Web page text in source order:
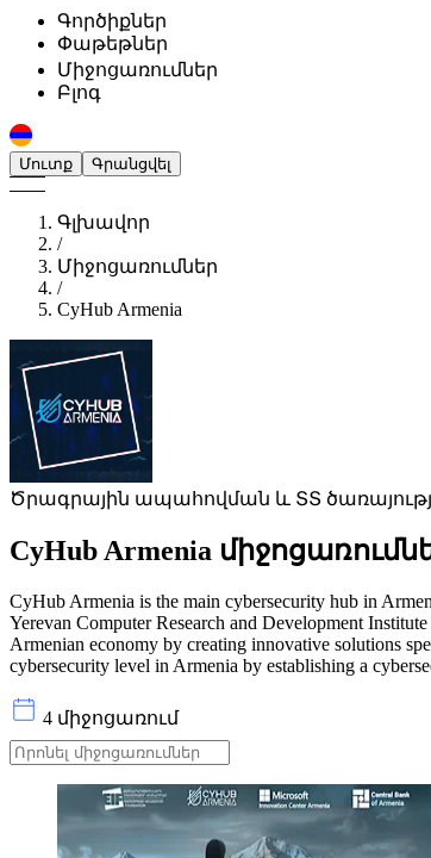
Գործիքներ
Փաթեթներ
Միջոցառումներ
Բլոգ
Մուտք Գրանցվել
Գլխավոր
/
Միջոցառումներ
/
CyHub Armenia
Ծրագրային ապահովման և ՏՏ
CyHub Armenia
CyHub Armenia is the main cybersecurity hub in
Yerevan Computer Research and Development
Armenian economy by creating innovative solutions
cybersecurity level in Armenia by establishing a
4 միջոցառում